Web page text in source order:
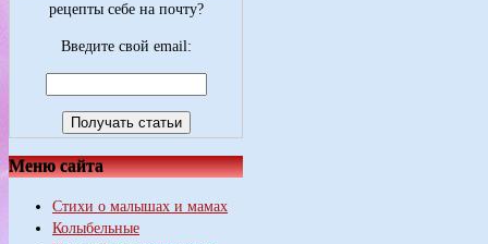
рецепты себе на почту?
Введите свой email:
Меню сайта
Стихи о малышах и мамах
Колыбельные